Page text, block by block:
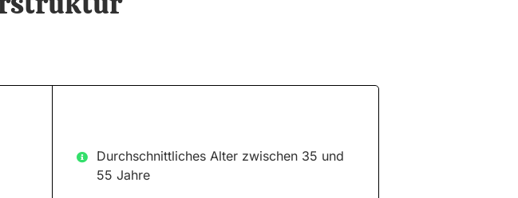
Durchschnittliches Alter zwischen 35 und
55 Jahre